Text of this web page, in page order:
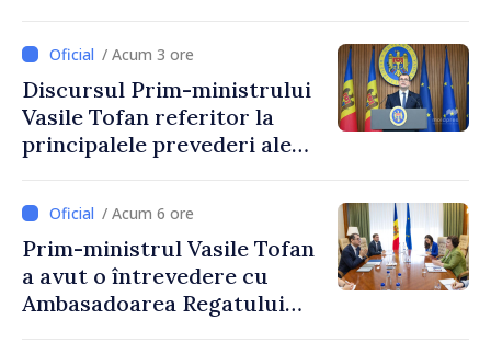
stimularea investițiilor și o
taxare mai echitabilă
/ Acum 3 ore
Discursul Prim-ministrului
Vasile Tofan referitor la
principalele prevederi ale
2027
/ Acum 6 ore
Prim-ministrul Vasile Tofan
a avut o întrevedere cu
Ambasadoarea Regatului